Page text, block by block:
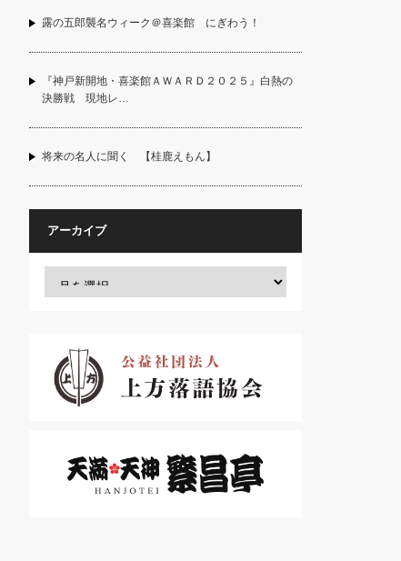
露の五郎襲名ウィーク＠喜楽館 にぎわう！
『神戸新開地・喜楽館ＡＷＡＲＤ２０２５』白熱の
決勝戦 現地レ…
将来の名人に聞く 【桂鹿えもん】
アーカイブ